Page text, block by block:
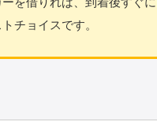
チョイスです。